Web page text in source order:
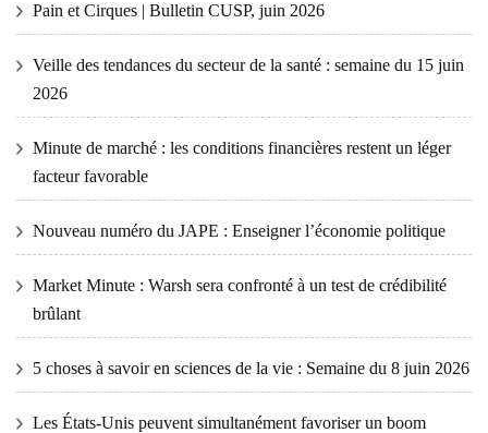
Pain et Cirques | Bulletin CUSP, juin 2026
Veille des tendances du secteur de la santé : semaine du 15 juin
2026
Minute de marché : les conditions financières restent un léger
facteur favorable
Nouveau numéro du JAPE : Enseigner l’économie politique
Market Minute : Warsh sera confronté à un test de crédibilité
brûlant
5 choses à savoir en sciences de la vie : Semaine du 8 juin 2026
Les États-Unis peuvent simultanément favoriser un boom